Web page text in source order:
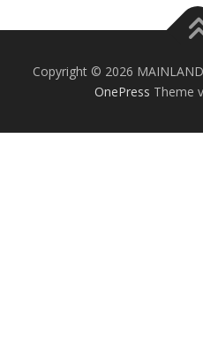
Copyright © 2026
OnePress Theme